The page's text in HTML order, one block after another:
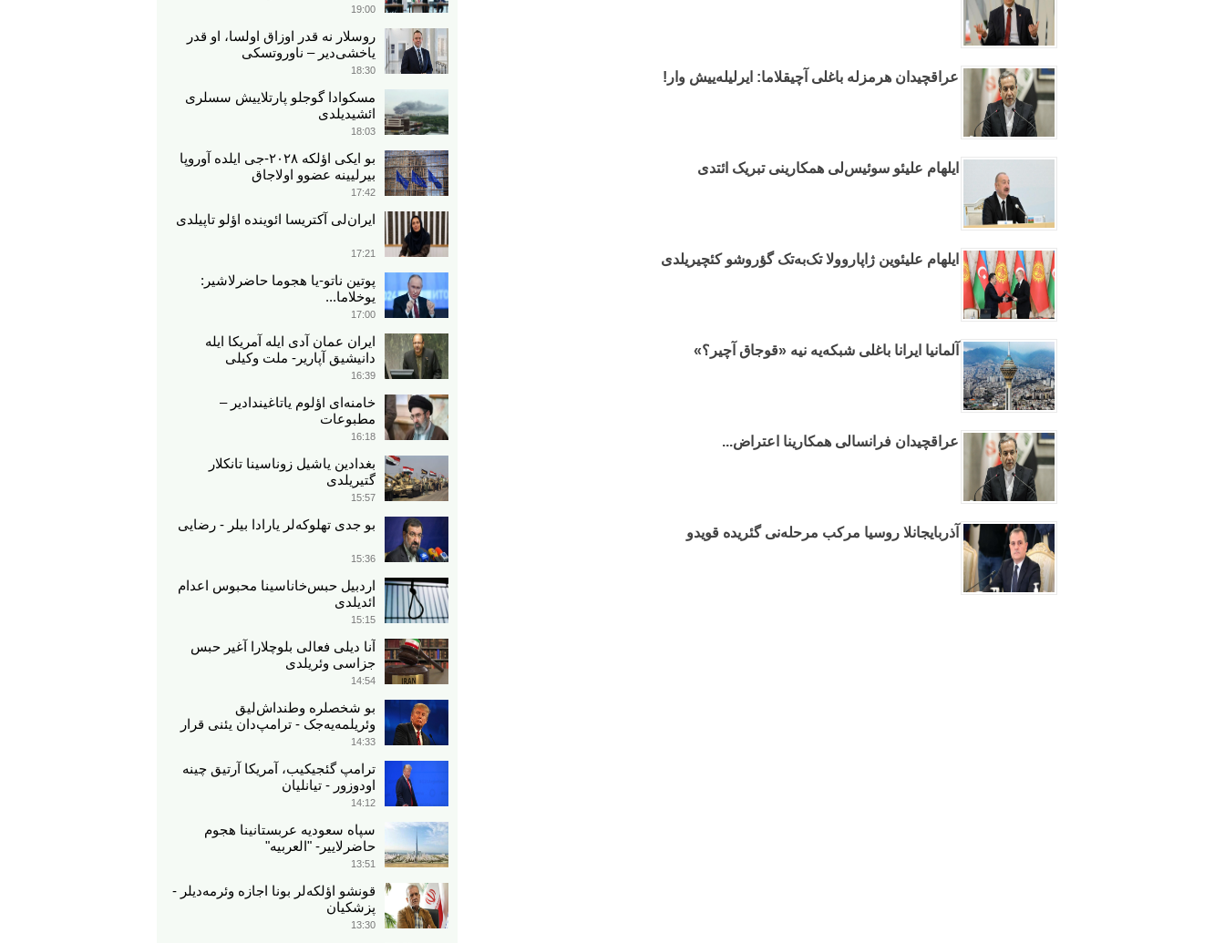
عراقچیدان هرمزله باغلی آچیقلاما: ایرلیله‌ییش وار!
ایلهام علیئو سوئیس‌لی همکارینی تبریک ائتدی
ایلهام علیئوین ژاپاروولا تک‌به‌تک گؤروشو کئچیریلدی
آلمانیا ایرانا باغلی شبکه‌یه نیه «قوجاق آچیر؟»
عراقچیدان فرانسالی همکارینا اعتراض...
آذربایجانلا روسیا مرکب مرحله‌نی گئریده قویدو
19:00
روسلار نه قدر اوزاق اولسا، او قدر
یاخشی‌دیر – ناوروتسکی
18:30
مسکوادا گوجلو پارتلاییش سسلری
ائشیدیلدی
18:03
بو ایکی اؤلکه ۲۰۲۸-جی ایلده آوروپا
بیرلیینه عضوو اولاجاق
17:42
ایران‌لی آکتریسا ائوینده اؤلو تاپیلدی
17:21
پوتین ناتو-یا هجوما حاضرلاشیر:
یوخلاما...
17:00
ایران عمان آدی ایله آمریکا ایله
دانیشیق آپاریر- ملت وکیلی
16:39
خامنه‌ای اؤلوم یاتاغیندادیر –
مطبوعات
16:18
بغدادین یاشیل زوناسینا تانکلار
گتیریلدی
15:57
بو جدی تهلوکه‌لر یارادا بیلر - رضایی
15:36
اردبیل حبس‌خاناسینا محبوس اعدام
ائدیلدی
15:15
آنا دیلی فعالی بلوچلارا آغیر حبس
جزاسی وئریلدی
14:54
بو شخصلره وطنداش‌لیق
وئریلمه‌یه‌جک - ترامپ‌دان یئنی قرار
14:33
ترامپ گئجیکیب، آمریکا آرتیق چینه
اودوزور - تیانلیان
14:12
سپاه سعودیه عربستانینا هجوم
حاضرلاییر- "العربیه"
13:51
قونشو اؤلکه‌لر بونا اجازه وئرمه‌دیلر -
پزشکیان
13:30